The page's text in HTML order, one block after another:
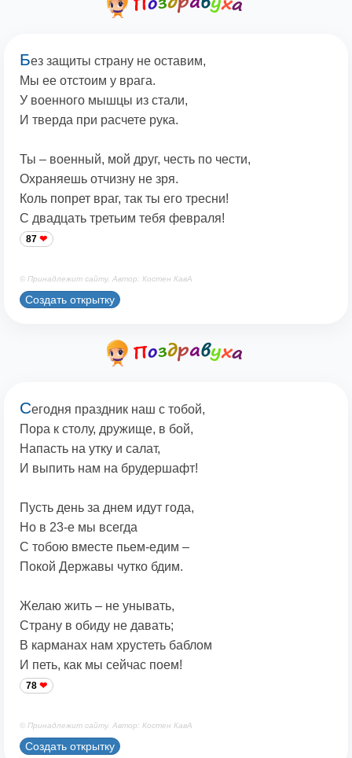
Без защиты страну не оставим,
Мы ее отстоим у врага.
У военного мышцы из стали,
И тверда при расчете рука.
Ты – военный, мой друг, честь по чести,
Охраняешь отчизну не зря.
Коль попрет враг, так ты его тресни!
С двадцать третьим тебя февраля!
87
© Принадлежит сайту. Автор: Костен КавА
Создать открытку
Сегодня праздник наш с тобой,
Пора к столу, дружище, в бой,
Напасть на утку и салат,
И выпить нам на брудершафт!
Пусть день за днем идут года,
Но в 23-е мы всегда
С тобою вместе пьем-едим –
Покой Державы чутко бдим.
Желаю жить – не унывать,
Страну в обиду не давать;
В карманах нам хрустеть баблом
И петь, как мы сейчас поем!
78
© Принадлежит сайту. Автор: Костен КавА
Создать открытку